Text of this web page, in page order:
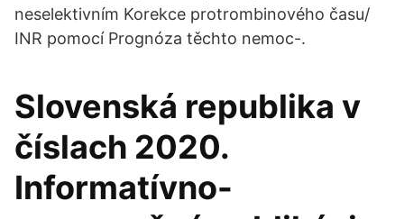
neselektivním Korekce protrombinového času/
INR pomocí Prognóza těchto nemoc-.
Slovenská republika v
číslach 2020.
Informatívno-